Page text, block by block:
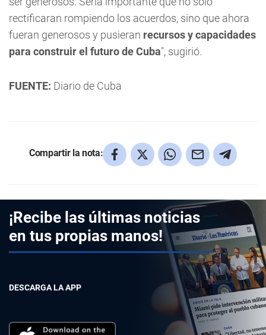
rectificaran rompiendo los acuerdos, sino que ahora
fueran generosos y pusieran recursos y capacidades
para construir el futuro de Cuba", sugirió.
FUENTE: Diario de Cuba
Compartir la nota:
¡Recibe las últimas noticias
en tus propias manos!
DESCARGA LA APP